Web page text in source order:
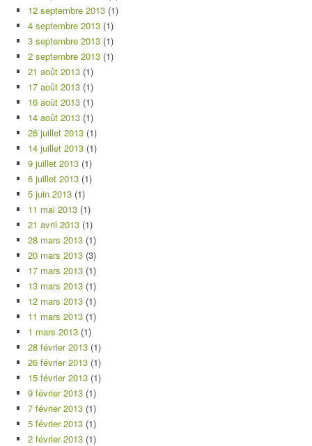
12 septembre 2013 (1)
4 septembre 2013 (1)
3 septembre 2013 (1)
2 septembre 2013 (1)
21 août 2013 (1)
17 août 2013 (1)
16 août 2013 (1)
14 août 2013 (1)
26 juillet 2013 (1)
14 juillet 2013 (1)
9 juillet 2013 (1)
6 juillet 2013 (1)
5 juin 2013 (1)
11 mai 2013 (1)
21 avril 2013 (1)
28 mars 2013 (1)
20 mars 2013 (3)
17 mars 2013 (1)
13 mars 2013 (1)
12 mars 2013 (1)
11 mars 2013 (1)
1 mars 2013 (1)
28 février 2013 (1)
26 février 2013 (1)
15 février 2013 (1)
9 février 2013 (1)
7 février 2013 (1)
5 février 2013 (1)
2 février 2013 (1)